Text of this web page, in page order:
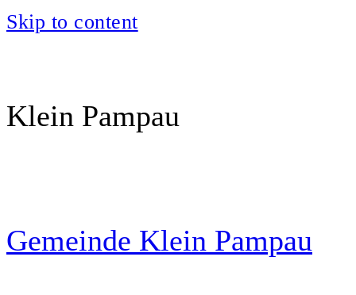
Skip to content
Klein Pampau
Gemeinde Klein Pampau